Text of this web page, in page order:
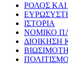
ΡΟΛΟΣ
ΙΣΤΟΡΙΑ
ΝΟΜΙΚΟ
ΔΙΟΙΚΗΣΗ